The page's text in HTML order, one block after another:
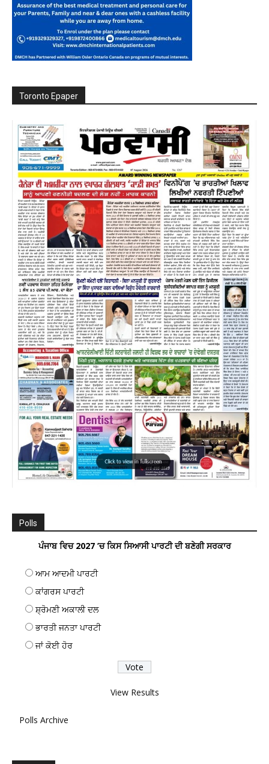
Toronto Epaper
Polls
ਪੰਜਾਬ ਵਿਚ 2027 ’ਚ ਕਿਸ ਸਿਆਸੀ ਪਾਰਟੀ ਦੀ ਬਣੇਗੀ ਸਰਕਾਰ
ਆਮ ਆਦਮੀ ਪਾਰਟੀ
ਕਾਂਗਰਸ ਪਾਰਟੀ
ਸ਼੍ਰੋਮਣੀ ਅਕਾਲੀ ਦਲ
ਭਾਰਤੀ ਜਨਤਾ ਪਾਰਟੀ
ਜਾਂ ਕੋਈ ਹੋਰ
View Results
Polls Archive